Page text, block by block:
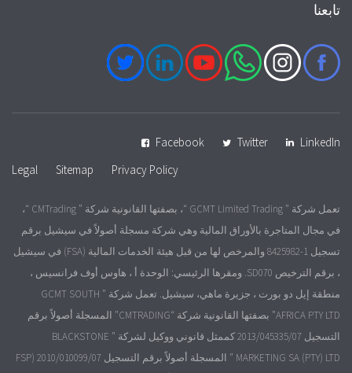
تابعنا
Facebook Twitter
LinkedIn
Legal
Sitemap Privacy Policy
تعمل شركة ” GCMT Limited Trading “، بصفتها القانونية شركة ” CMTrading “،
في مجال المتاجرة بالأوراق المالية وهي شركة مسجلة أصولاً في سيشيل برقم
تسجيل 1-8425982 والمرخص لها من قبل هيئة الخدمات المالية (FSA) في سيشيل
، برقم الترخيص SD070. ومقرها الرئيسي: الوحدة أ ، هاوس أوف فرانسيس ،
منطقة إيل دو بورت ، جزيرة ماهي، سيشيل. تعمل شركة ” GCMT SOUTH
AFRICA PTY LTD” بصفتها القانونية شركة “CMTRADING” المسجلة أصولاً برقم
التسجيل 2013/045335/07 كممثل قانوني ووكيل لشركة ” BLACKSTONE
MARKETING SA (PTY) LTD ” المسجلة أصولاً برقم التسجيل 2010/010099/07 (FSP